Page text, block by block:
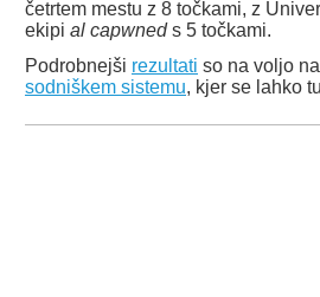
četrtem mestu z 8 točkami, z
ekipi al capwneds 5 točkami.
Podrobnejši rezultati so na voljo
sodniškem sistemu, kjer se lahko